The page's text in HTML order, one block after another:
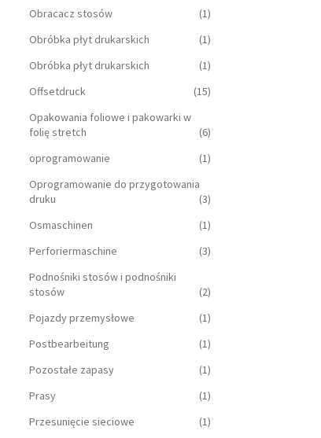
Obracacz stosów
(1)
Obróbka płyt drukarskich
(1)
Obróbka płyt drukarskich
(1)
Offsetdruck
(15)
Opakowania foliowe i pakowarki w
folię stretch
(6)
oprogramowanie
(1)
Oprogramowanie do przygotowania
druku
(3)
Osmaschinen
(1)
Perforiermaschine
(3)
Podnośniki stosów i podnośniki
stosów
(2)
Pojazdy przemysłowe
(1)
Postbearbeitung
(1)
Pozostałe zapasy
(1)
Prasy
(1)
Przesunięcie sieciowe
(1)